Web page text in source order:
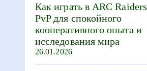
Как играть в ARC
PvP для спокойного
кооперативного опыта и
исследования мира
26.01.2026